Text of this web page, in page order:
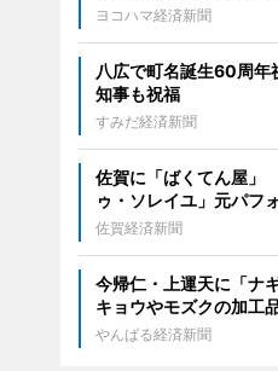
ヨコハマ経済新聞
八広で町名誕生60周
知事も祝福
すみだ経済新聞
佐賀に「ばくてん屋」
ゥ・ソレイユ」元パフ
佐賀経済新聞
今帰仁・上運天に「ナ
キョウやモズクの加工
やんばる経済新聞